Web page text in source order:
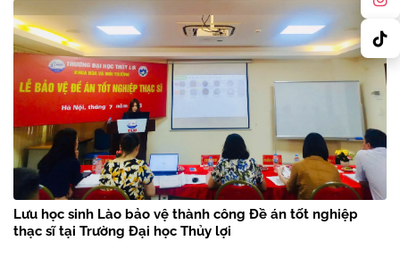
Lưu học sinh Lào bảo vệ thành công Đề án tốt nghiệp
thạc sĩ tại Trường Đại học Thủy lợi